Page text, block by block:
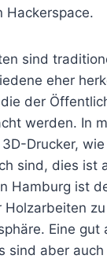
Hackerspace.
sind
eher
der
werden. In
Drucker,
sind, dies ist
Hamburg ist
Holzarbeiten
Eine gut
sind aber